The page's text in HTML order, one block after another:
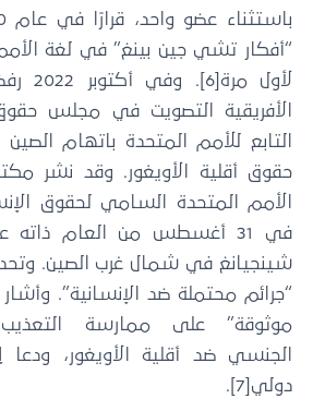
“أفكار تشي جين بينغ” في لغة
لأول
الأفريقية التصويت في مجلس
التابع للأمم المتحدة باتهام الصين
حقوق أقلية الأويغور. وقد نشر
الأمم المتحدة السامي لحقوق
في 31 أغسطس من العام ذاته
شينجيانغ في شمال غرب الصين.
“جرائم محتملة ضد الإنسانية”. وأشار
موثوقة” على ممارسة
الجنسي ضد أقلية الأويغور، ودعا
دولي[7].